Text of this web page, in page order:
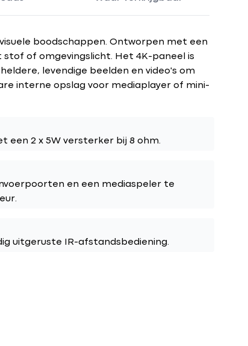
boodschappen. Ontworpen met een
of omgevingslicht. Het 4K-paneel is
levendige beelden en video's om
interne opslag voor mediaplayer of mini-
een 2 x 5W versterker bij 8 ohm.
en een mediaspeler te
uitgeruste IR-afstandsbediening.